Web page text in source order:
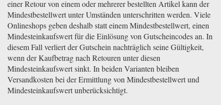
einer Retour von einem oder mehrerer bestellten Artikel kann der
Mindestbestellwert unter Umständen unterschritten werden. Viele
Onlineshops geben deshalb statt einem Mindestbestellwert, einen
Mindesteinkaufswert für die Einlösung von Gutscheincodes an. In
diesem Fall verliert der Gutschein nachträglich seine Gültigkeit,
wenn der Kaufbetrag nach Retouren unter diesen
Mindesteinkaufswert sinkt. In beiden Varianten bleiben
Versandkosten bei der Ermittlung von Mindestbestellwert und
Mindesteinkaufswert unberücksichtigt.